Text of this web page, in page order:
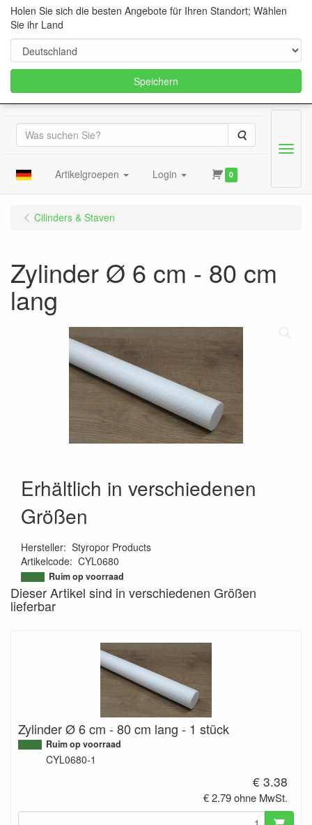
Suche
Artikelgroepen Login 0
Menu
Cilinders & Staven
Zylinder Ø 6 cm - 80 cm
lang
Erhältlich in verschiedenen
Größen
Hersteller: Styropor Products
Artikelcode: CYL0680
9505193698788
Ruim op voorraad
Dieser Artikel sind in verschiedenen Größen
lieferbar
Zylinder Ø 6 cm - 80 cm lang - 1 stück
Ruim op voorraad
CYL0680-1
€ 3.38
€ 2.79 ohne MwSt.
Holen Sie sich die besten Angebote für Ihren Standort; Wählen
Sie ihr Land
Speichern